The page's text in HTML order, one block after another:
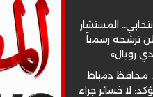
المستشار
ترشحه رسمياً
رويال»
محافظ دمياط
لا خسائر جراء